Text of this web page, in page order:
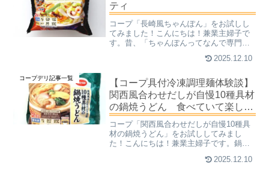
ティ
コープ「長崎風ちゃんぽん」をお試しし
てみました！こんにちは！兼業主婦子で
す。昔、「ちゃんぽんってなんで専門店
の？」と、大変失礼なことを思っていま
でも元気に営業中なので、需...
2025.12.10
コープデリ記事一覧
【コープ具付冷凍調理麺体験談】
関西風合わせだしが自慢10種具材
の鍋焼うどん 食べていて楽し
い！
コープ「関西風合わせだしが自慢10種具
材の鍋焼うどん」をお試ししてみまし
た！こんにちは！兼業主婦子です。鍋焼
鍋焼きうどんは煮込みうどんの一種で、
2025.12.10